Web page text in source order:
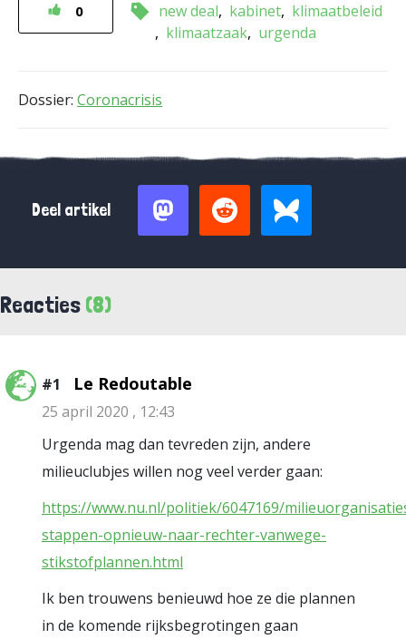
0
new deal
kabinet klimaatbeleid
klimaatzaak urgenda
Dossier: Coronacrisis
Deel artikel
Reacties (8)
#1 Le Redoutable
25 april 2020 , 12:43
Urgenda mag dan tevreden zijn, andere
milieuclubjes willen nog veel verder gaan:
https://www.nu.nl/politiek/6047169/
stappen-opnieuw-naar-rechter-vanwege-
stikstofplannen.html
Ik ben trouwens benieuwd hoe ze die plannen
in de komende rijksbegrotingen gaan